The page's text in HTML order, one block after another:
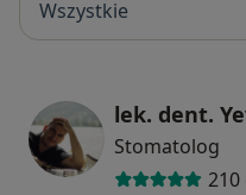
Wszystkie
lek. dent.
Stomatolog